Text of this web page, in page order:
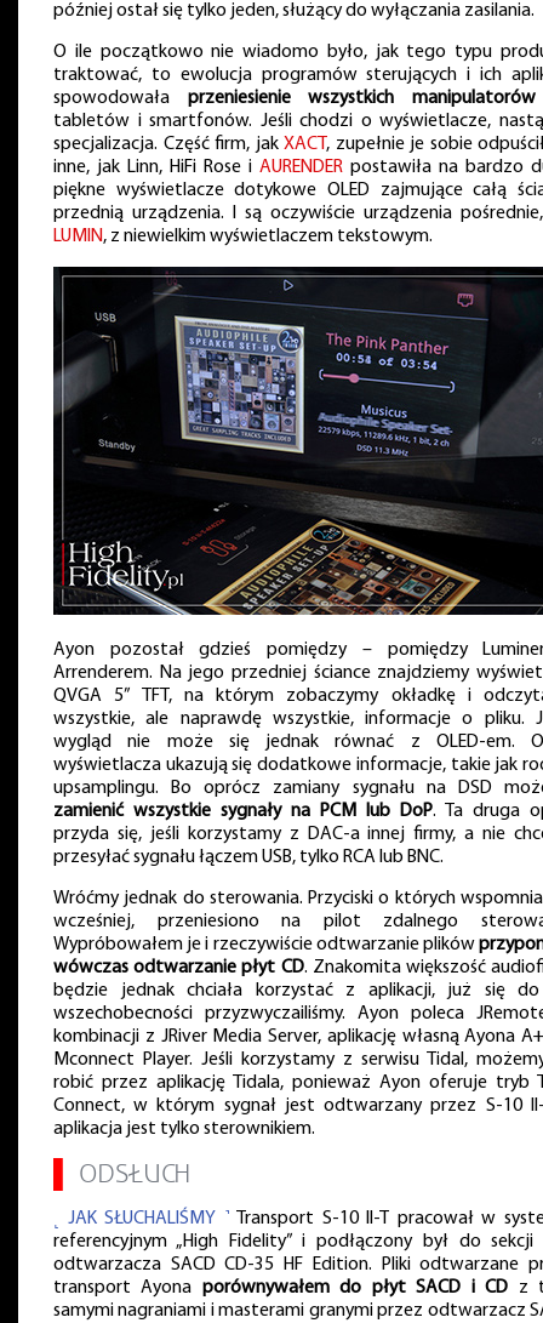
później ostał się tylko jeden, służący do wyłączania zasilania.
O ile początkowo nie wiadomo było, jak tego typu
traktować, to ewolucja programów sterujących i ich
spowodowała przeniesienie wszystkich manipulatorów
tabletów i smartfonów. Jeśli chodzi o wyświetlacze,
specjalizacja. Część firm, jakXACT , zupełnie je sobie
inne, jak Linn, HiFi Rose i AURENDER postawiła na bardzo
piękne wyświetlacze dotykowe OLED zajmujące całą
przednią urządzenia. I są oczywiście urządzenia
LUMIN, z niewielkim wyświetlaczem tekstowym.
Ayon pozostał gdzieś pomiędzy – pomiędzy
Arrenderem. Na jego przedniej ściance znajdziemy
QVGA 5” TFT, na którym zobaczymy okładkę i
wszystkie, ale naprawdę wszystkie, informacje o pliku.
wygląd nie może się jednak równać z OLED-em.
wyświetlacza ukazują się dodatkowe informacje, takie jak
upsamplingu. Bo oprócz zamiany sygnału na DSD
zamienić wszystkie sygnały na PCM lub DoP. Ta druga
przyda się, jeśli korzystamy z DAC-a innej firmy, a nie
przesyłać sygnału łączem USB, tylko RCA lub BNC.
Wróćmy jednak do sterowania. Przyciski o których
wcześniej, przeniesiono na pilot zdalnego
Wypróbowałem je i rzeczywiście odtwarzanie plików
wówczas odtwarzanie płyt CD. Znakomita większość
będzie jednak chciała korzystać z aplikacji, już się
wszechobecności przyzwyczailiśmy. Ayon poleca
kombinacji z JRiver Media Server, aplikację własną Ayona
Mconnect Player. Jeśli korzystamy z serwisu Tidal,
robić przez aplikację Tidala, ponieważ Ayon oferuje tryb
Connect, w którym sygnał jest odtwarzany przez S-10
aplikacja jest tylko sterownikiem.
ODSŁUCH
˻ JAK SŁUCHALIŚMY ˺ Transport S-10 II-T pracował w
referencyjnym „High Fidelity” i podłączony był do sekcji
odtwarzacza SACD CD-35 HF Edition. Pliki odtwarzane
transport Ayona porównywałem do płyt SACD i CD z
samymi nagraniami i masterami granymi przez odtwarzacz